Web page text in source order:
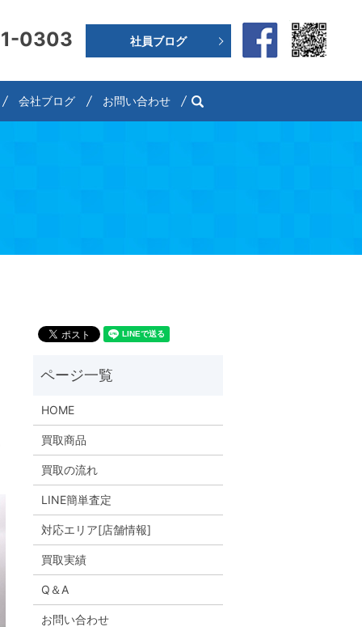
0303
会社ブログ
社員ブログ
お問い合わせ search
HOME
買取商品
買取の流れ
LINE簡単査定
対応エリア[店舗情報]
買取実績
Q＆A
お問い合わせ